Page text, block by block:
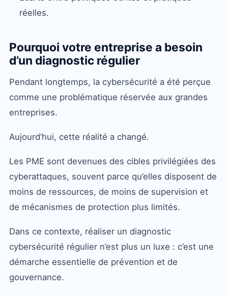
réelles.
Pourquoi votre entreprise a besoin
d’un diagnostic régulier
Pendant longtemps, la cybersécurité a été perçue
comme une problématique réservée aux grandes
entreprises.
Aujourd’hui, cette réalité a changé.
Les PME sont devenues des cibles privilégiées des
cyberattaques, souvent parce qu’elles disposent de
moins de ressources, de moins de supervision et
de mécanismes de protection plus limités.
Dans ce contexte, réaliser un diagnostic
cybersécurité régulier n’est plus un luxe : c’est une
démarche essentielle de prévention et de
gouvernance.